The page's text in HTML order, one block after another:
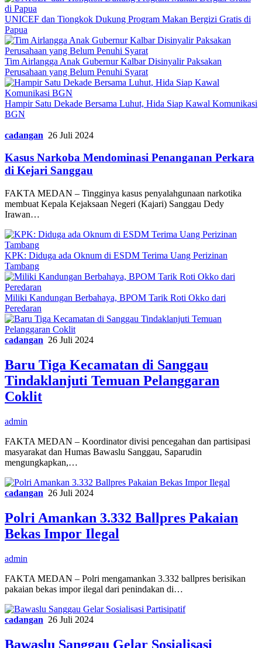
UNICEF dan Tiongkok Dukung Program Makan Bergizi Gratis di
Papua
Tim Airlangga Anak Gubernur Kalbar Disinyalir Paksakan
Perusahaan yang Belum Penuhi Syarat
Hampir Satu Dekade Bersama Luhut, Hida Siap Kawal Komunikasi
BGN
cadangan 26 Juli 2024
Kasus Narkoba Mendominasi Penanganan Perkara
di Kejari Sanggau
FAKTA MEDAN – Tingginya kasus penyalahgunaan narkotika
membuat Kepala Kejaksaan Negeri (Kajari) Sanggau Dedy
Irawan…
KPK: Diduga ada Oknum di ESDM Terima Uang Perizinan
Tambang
Miliki Kandungan Berbahaya, BPOM Tarik Roti Okko dari
Peredaran
cadangan 26 Juli 2024
Baru Tiga Kecamatan di Sanggau
Tindaklanjuti Temuan Pelanggaran
Coklit
admin
FAKTA MEDAN – Koordinator divisi pencegahan dan partisipasi
masyarakat dan Humas Bawaslu Sanggau, Saparudin
mengungkapkan,…
cadangan 26 Juli 2024
Polri Amankan 3.332 Ballpres Pakaian
Bekas Impor Ilegal
admin
FAKTA MEDAN – Polri mengamankan 3.332 ballpres berisikan
pakaian bekas impor ilegal dari penindakan di…
cadangan 26 Juli 2024
Bawaslu Sanggau Gelar Sosialisasi